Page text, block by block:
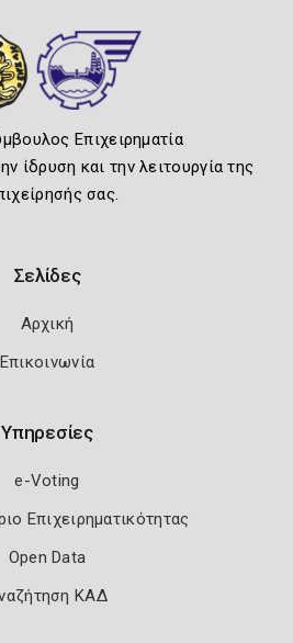
Επιχειρηματία
ίδρυση και την λειτουργία της
σας.
Σελίδες
Αρχική
Επικοινωνία
Υπηρεσίες
e-Voting
Επιχειρηματικότητας
Open Data
ΚΑΔ